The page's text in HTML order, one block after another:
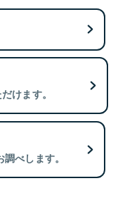
けます。
べします。